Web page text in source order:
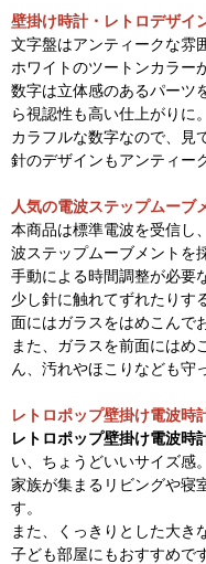
壁掛け時計・レトロデザイ
文字盤はアンティークな雰
ホワイトのツートンカラー
数字は立体感のあるパーツ
ら視認性も高い仕上がりに。
カラフルな数字なので、見
針のデザインもアンティー
人気の電波ステップムーブ
本商品は標準電波を受信し
波ステップムーブメントを
手動による時間調整が必要
少し針に触れてずれたりす
面にはガラスをはめこんで
また、ガラスを前面にはめ
ん、汚れやほこりなども守
レトロポップ壁掛け電波時
レトロポップ壁掛け電波時
い、ちょうどいいサイズ感。
家族が集まるリビングや寝
す。
また、くっきりとした大き
子ども部屋にもおすすめで